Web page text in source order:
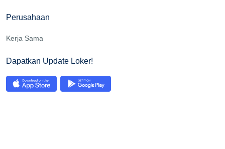
Perusahaan
Kerja Sama
Dapatkan Update Loker!